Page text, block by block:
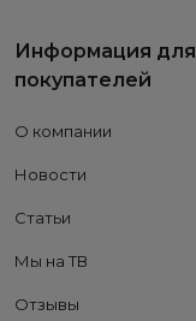
Информация для
покупателей
О компании
Новости
Статьи
Мы на ТВ
Отзывы